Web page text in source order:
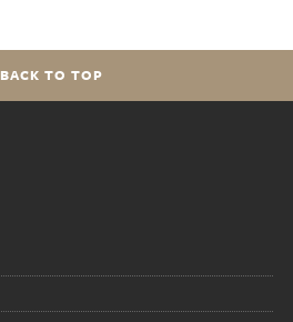
BACK TO TOP